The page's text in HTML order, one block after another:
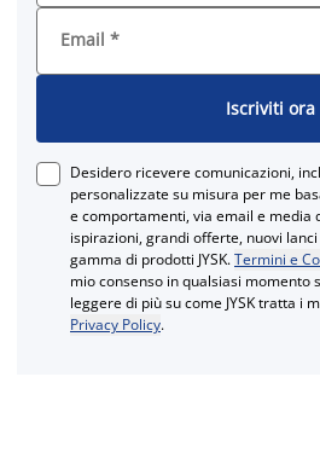
Email *
Iscriviti ora
Desidero ricevere comunicazioni,
personalizzate su misura per me
e comportamenti, via email e media
ispirazioni, grandi offerte, nuovi
gamma di prodotti JYSK.Termini e
mio consenso in qualsiasi momento
leggere di più su come JYSK tratta i
Privacy Policy.